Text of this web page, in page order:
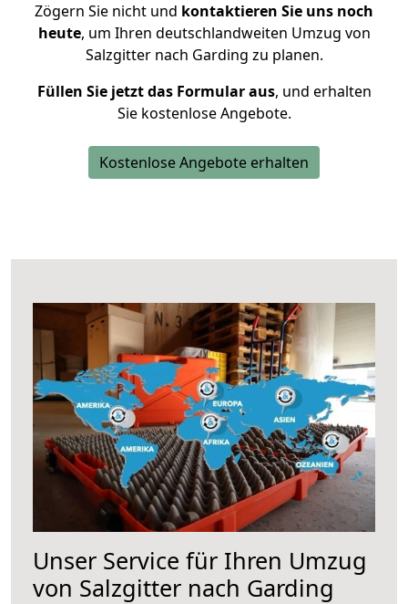
Zögern Sie nicht und kontaktieren Sie uns noch
heute, um Ihren deutschlandweiten Umzug von
Salzgitter nach Garding zu planen.
Füllen Sie jetzt das Formular aus, und erhalten
Sie kostenlose Angebote.
Kostenlose Angebote erhalten
Unser Service für Ihren Umzug
von Salzgitter nach Garding